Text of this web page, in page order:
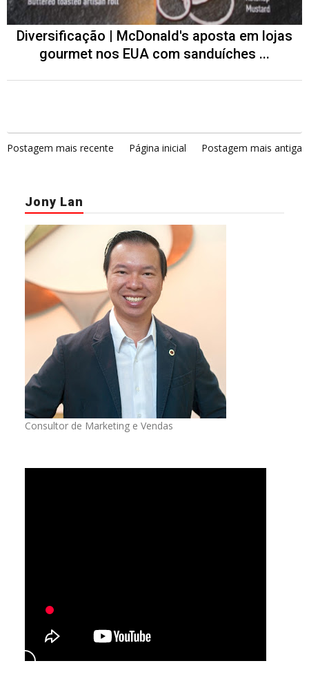
Diversificação | McDonald's aposta em lojas
gourmet nos EUA com sanduíches ...
Postagem mais recente Página inicial Postagem mais antiga
Jony Lan
Consultor de Marketing e Vendas